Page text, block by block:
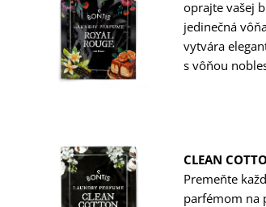
oprajte vašej
jedinečná
vytvára
s vôňou
CLEAN
Premeňte každ
parfémom na